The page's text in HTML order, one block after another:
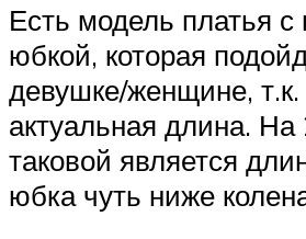
Есть модель платья
юбкой, которая
девушке/женщине,
актуальная длина. На
таковой является
юбка чуть ниже